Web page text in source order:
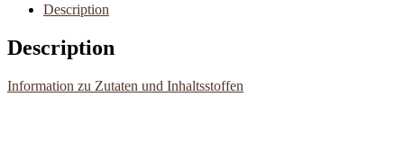
Description
Description
Information zu Zutaten und Inhaltsstoffen